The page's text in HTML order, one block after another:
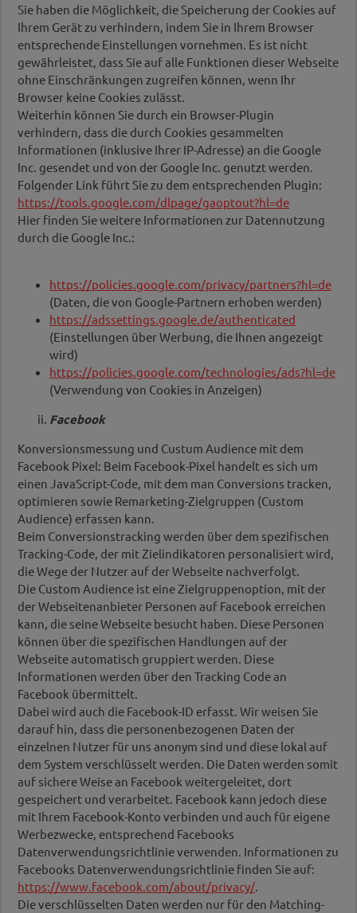
Sie haben die Möglichkeit, die Speicherung der Cookies auf
Ihrem Gerät zu verhindern, indem Sie in Ihrem Browser
entsprechende Einstellungen vornehmen. Es ist nicht
gewährleistet, dass Sie auf alle Funktionen dieser Webseite
ohne Einschränkungen zugreifen können, wenn Ihr
Browser keine Cookies zulässt.
Weiterhin können Sie durch ein Browser-Plugin
verhindern, dass die durch Cookies gesammelten
Informationen (inklusive Ihrer IP-Adresse) an die Google
Inc. gesendet und von der Google Inc. genutzt werden.
Folgender Link führt Sie zu dem entsprechenden Plugin:
https://tools.google.com/dlpage/gaoptout?hl=de
Hier finden Sie weitere Informationen zur Datennutzung
durch die Google Inc.:
https://policies.google.com/privacy/partners?hl=de
(Daten, die von Google-Partnern erhoben werden)
https://adssettings.google.de/authenticated
(Einstellungen über Werbung, die Ihnen angezeigt
wird)
https://policies.google.com/technologies/ads?hl=de
(Verwendung von Cookies in Anzeigen)
Facebook
Konversionsmessung und Custum Audience mit dem
Facebook Pixel: Beim Facebook-Pixel handelt es sich um
einen JavaScript-Code, mit dem man Conversions tracken,
optimieren sowie Remarketing-Zielgruppen (Custom
Audience) erfassen kann.
Beim Conversionstracking werden über dem spezifischen
Tracking-Code, der mit Zielindikatoren personalisiert wird,
die Wege der Nutzer auf der Webseite nachverfolgt.
Die Custom Audience ist eine Zielgruppenoption, mit der
der Webseitenanbieter Personen auf Facebook erreichen
kann, die seine Webseite besucht haben. Diese Personen
können über die spezifischen Handlungen auf der
Webseite automatisch gruppiert werden. Diese
Informationen werden über den Tracking Code an
Facebook übermittelt.
Dabei wird auch die Facebook-ID erfasst. Wir weisen Sie
darauf hin, dass die personenbezogenen Daten der
einzelnen Nutzer für uns anonym sind und diese lokal auf
dem System verschlüsselt werden. Die Daten werden somit
auf sichere Weise an Facebook weitergeleitet, dort
gespeichert und verarbeitet. Facebook kann jedoch diese
mit Ihrem Facebook-Konto verbinden und auch für eigene
Werbezwecke, entsprechend Facebooks
Datenverwendungsrichtlinie verwenden. Informationen zu
Facebooks Datenverwendungsrichtlinie finden Sie auf:
https://www.facebook.com/about/privacy/.
Die verschlüsselten Daten werden nur für den Matching-